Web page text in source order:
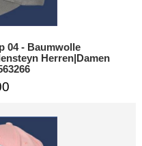
04 - Baumwolle
Herren|Damen